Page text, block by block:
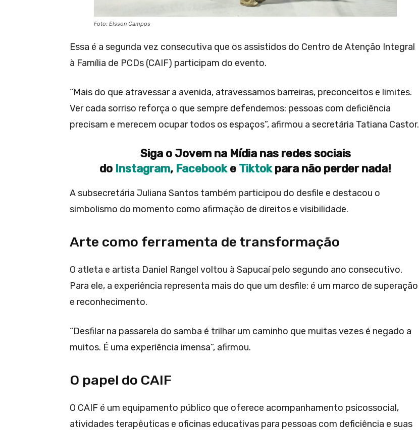
Foto: Elsson Campos
Essa é a segunda vez consecutiva que os assistidos do Centro de Atenção Integral
à Família de PCDs (CAIF) participam do evento.
“Mais do que atravessar a avenida, atravessamos barreiras, preconceitos e limites.
Ver cada sorriso reforça o que sempre defendemos: pessoas com deficiência
precisam e merecem ocupar todos os espaços”, afirmou a secretária Tatiana Castor.
Siga o Jovem na Mídia nas redes sociais
do Instagram, Facebooke Tiktokpara não perder nada!
A subsecretária Juliana Santos também participou do desfile e destacou o
simbolismo do momento como afirmação de direitos e visibilidade.
Arte como ferramenta de transformação
O atleta e artista Daniel Rangel voltou à Sapucaí pelo segundo ano consecutivo.
Para ele, a experiência representa mais do que um desfile: é um marco de superação
e reconhecimento.
“Desfilar na passarela do samba é trilhar um caminho que muitas vezes é negado a
muitos. É uma experiência imensa”, afirmou.
O papel do CAIF
O CAIF é um equipamento público que oferece acompanhamento psicossocial,
atividades terapêuticas e oficinas educativas para pessoas com deficiência e suas